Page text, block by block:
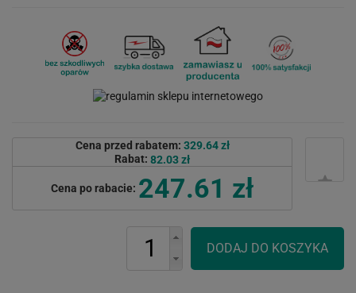
Cena przed rabatem: 329.64 zł
Rabat: 82.03 zł
Cena po rabacie: 247.61 zł